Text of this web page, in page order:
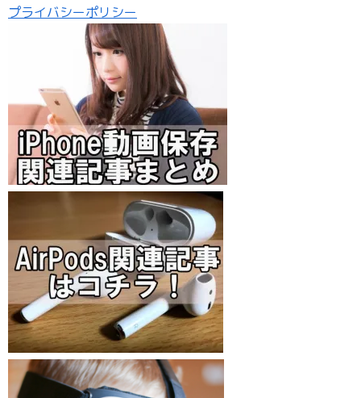
プライバシーポリシー